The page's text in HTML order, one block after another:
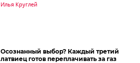
Илья Круглей
Осознанный выбор? Каждый третий
латвиец готов переплачивать за газ